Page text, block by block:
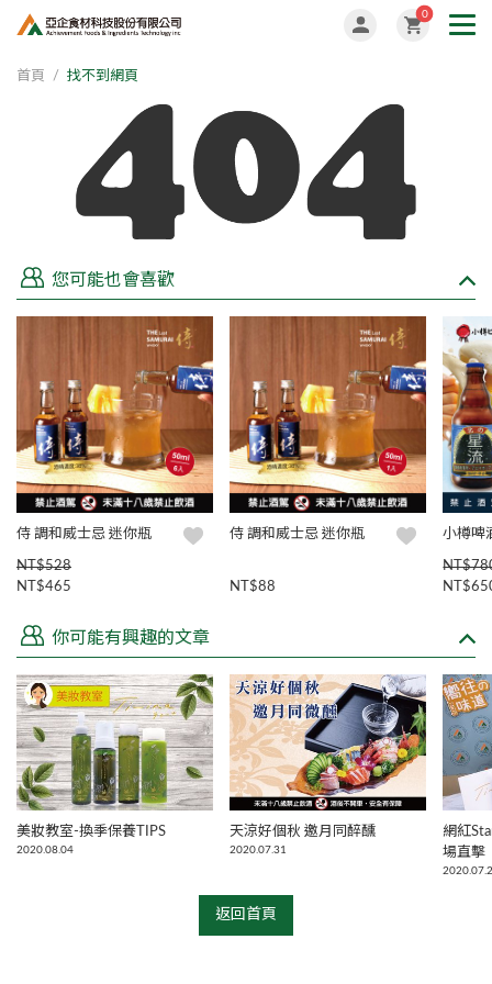
0
首頁 找不到網頁
您可能也會喜歡
侍 調和威士忌 迷你瓶
NT$528
NT$465
侍 調和威士忌 迷你瓶
NT$88
小樽啤
你可能有興趣的文章
美妝教室-換季保養TIPS
2020.08.04
天涼好個秋 邀月同醉醺
2020.07.31
網紅
場直擊
返回首頁